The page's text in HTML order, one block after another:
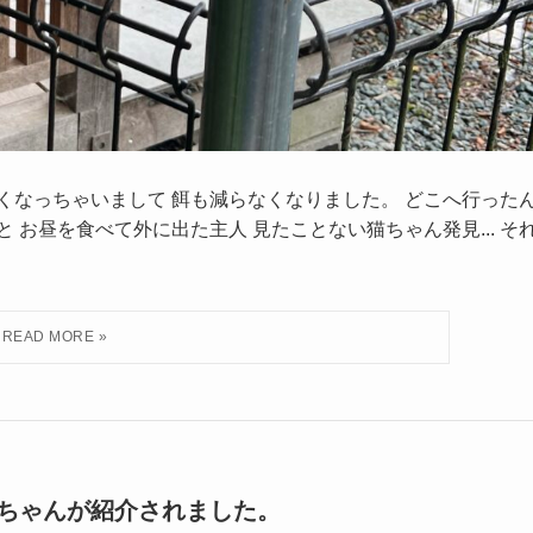
なっちゃいまして 餌も減らなくなりました。 どこへ行った
お昼を食べて外に出た主人 見たことない猫ちゃん発見... そ
んが紹介されました。